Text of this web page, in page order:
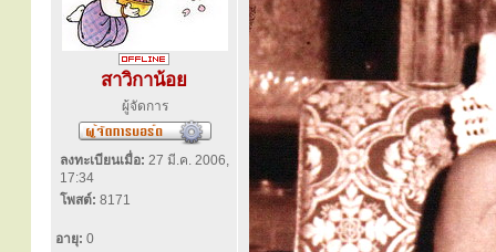
สาวิกาน้อย
ผู้จัดการ
ลงทะเบียนเมื่อ: 27 มี.ค. 2006,
17:34
โพสต์: 8171
อายุ: 0